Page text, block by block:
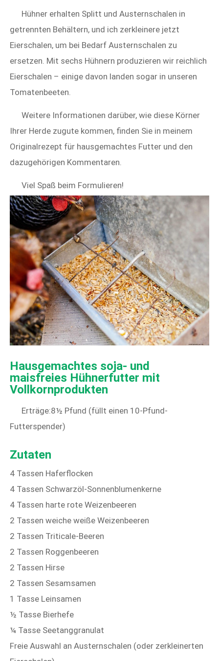
Hühner erhalten Splitt und Austernschalen in
getrennten Behältern, und ich zerkleinere jetzt
Eierschalen, um bei Bedarf Austernschalen zu
ersetzen. Mit sechs Hühnern produzieren wir reichlich
Eierschalen – einige davon landen sogar in unseren
Tomatenbeeten.
Weitere Informationen darüber, wie diese Körner
Ihrer Herde zugute kommen, finden Sie in meinem
Originalrezept für hausgemachtes Futter und den
dazugehörigen Kommentaren.
Viel Spaß beim Formulieren!
Hausgemachtes soja- und
maisfreies Hühnerfutter mit
Vollkornprodukten
Erträge:8½ Pfund (füllt einen 10-Pfund-
Futterspender)
Zutaten
4 Tassen Haferflocken
4 Tassen Schwarzöl-Sonnenblumenkerne
4 Tassen harte rote Weizenbeeren
2 Tassen weiche weiße Weizenbeeren
2 Tassen Triticale-Beeren
2 Tassen Roggenbeeren
2 Tassen Hirse
2 Tassen Sesamsamen
1 Tasse Leinsamen
½ Tasse Bierhefe
¼ Tasse Seetanggranulat
Freie Auswahl an Austernschalen (oder zerkleinerten